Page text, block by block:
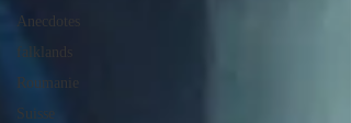
Anecdotes
falklands
Roumanie
Suisse